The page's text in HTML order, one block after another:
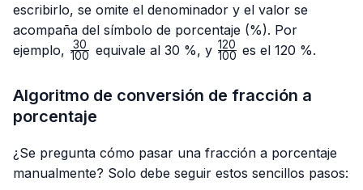
escribirlo, se omite el denominador y el valor se
acompaña del símbolo de porcentaje (%). Por
ejemplo, \frac{30}
100
30 equivale al 30 %, y \frac{120}
100
120 es el 120 %.
Algoritmo de conversión de fracción a
porcentaje
¿Se pregunta cómo pasar una fracción a porcentaje
manualmente? Solo debe seguir estos sencillos pasos: